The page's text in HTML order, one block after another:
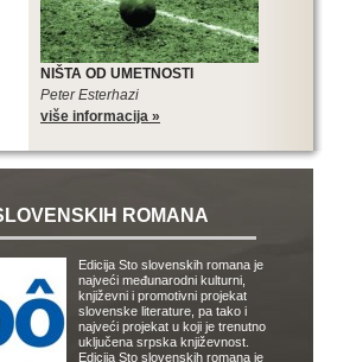
NIŠTA OD UMETNOSTI
Peter Esterhazi
više informacija »
ROMANA
Edicija Sto slovenskih romana je
najveći međunarodni kulturni,
književni i promotivni projekat
slovenske literature, pa tako i
najveći projekat u koji je trenutno
uključena srpska književnost.
Edicija Sto slovenskih romana je